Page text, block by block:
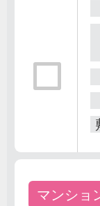
マンショ